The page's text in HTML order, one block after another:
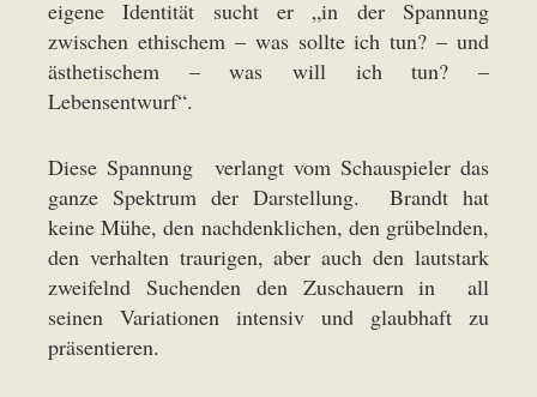
eigene Identität sucht er „in der Spannung
zwischen ethischem – was sollte ich tun? – und
ästhetischem – was will ich tun? –
Lebensentwurf“.
Diese Spannung verlangt vom Schauspieler das
ganze Spektrum der Darstellung. Brandt hat
keine Mühe, den nachdenklichen, den grübelnden,
den verhalten traurigen, aber auch den lautstark
zweifelnd Suchenden den Zuschauern in all
seinen Variationen intensiv und glaubhaft zu
präsentieren.